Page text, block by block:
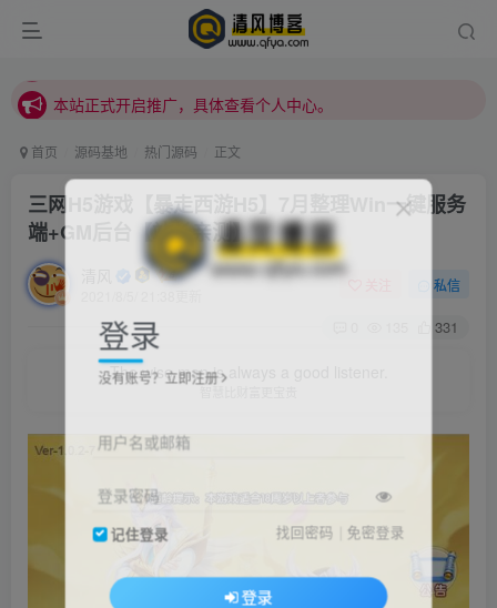
本站正式开启推广，具体查看个人中心。
本站正式开启推广，具体查看个人中心。
首页 源码基地 热门源码 正文
三网H5游戏【暴走西游H5】7月整理Win一键服务
端+GM后台【站长亲测】
私信
331
The wise man is always a good listener.
登录
没有账号？立即注册
用户名或邮箱
登录密码
记住登录 找回密码 免密登录
登录